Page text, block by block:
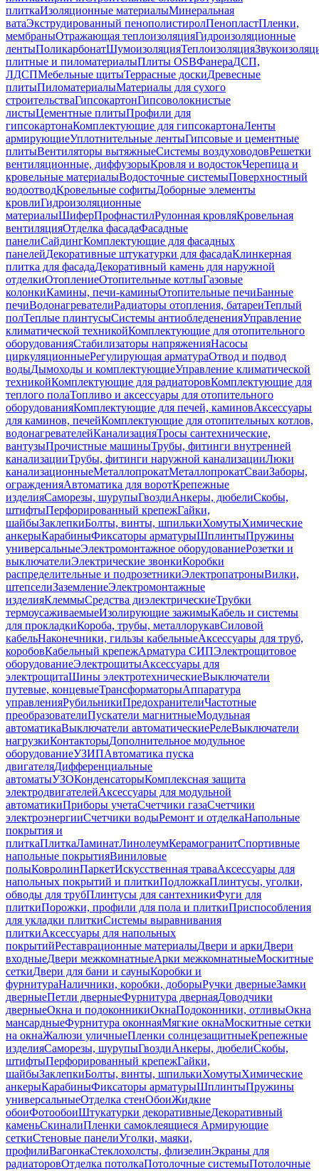
плиткаИзоляционные материалыМинеральная
ватаЭкструдированный пенополистиролПенопластПленки,
мембраныОтражающая теплоизоляцияГидроизоляционные
лентыПоликарбонатШумоизоляцияТеплоизоляция
плитные и пиломатериалыПлиты OSBФанераДСП,
ЛДСПМебельные щитыТеррасные доскиДревесные
плитыПиломатериалыМатериалы для сухого
строительстваГипсокартонГипсоволокнистые
листыЦементные плитыПрофили для
гипсокартонаКомплектующие для гипсокартонаЛенты
армирующиеУплотнительные лентыГипсовые и цементные
плитыВентиляторы вытяжныеСистемы воздуховодовРешетки
вентиляционные, диффузорыКровля и водостокЧерепица и
кровельные материалыВодосточные системыПоверхностный
водоотводКровельные софитыДоборные элементы
кровлиГидроизоляционные
материалыШиферПрофнастилРулонная кровляКровельная
вентиляцияОтделка фасадаФасадные
панелиСайдингКомплектующие для фасадных
панелейДекоративные штукатурки для фасадаКлинкерная
плитка для фасадаДекоративный камень для наружной
отделкиОтоплениеОтопительные котлыГазовые
колонкиКамины, печи-каминыОтопительные печиБанные
печиВодонагревателиРадиаторы отопления, батареиТеплый
полТеплые плинтусыСистемы антиобледененияУправление
климатической техникойКомплектующие для отопительного
оборудованияСтабилизаторы напряженияНасосы
циркуляционныеРегулирующая арматураОтвод и подвод
водыДымоходы и комплектующиеУправление климатической
техникойКомплектующие для радиаторовКомплектующие для
теплого полаТопливо и аксессуары для отопительного
оборудованияКомплектующие для печей, каминовАксессуары
для каминов, печейКомплектующие для отопительных котлов,
водонагревателейКанализацияТросы сантехнические,
вантузыПрочистные машиныТрубы, фитинги внутренней
канализацииТрубы, фитинги наружной канализацииЛюки
канализационныеМеталлопрокатМеталлопрокатСваиЗаборы,
огражденияАвтоматика для воротКрепежные
изделияСаморезы, шурупыГвоздиАнкеры, дюбелиСкобы,
штифтыПерфорированный крепежГайки,
шайбыЗаклепкиБолты, винты, шпилькиХомутыХимические
анкерыКарабиныФиксаторы арматурыШплинтыПружины
универсальныеЭлектромонтажное оборудованиеРозетки и
выключателиЭлектрические звонкиКоробки
распределительные и подрозетникиЭлектропатроныВилки,
штепселиЗаземлениеЭлектромонтажные
изделияКлеммыСредства диэлектрическиеТрубки
термоусаживаемыеИзолирующие зажимыКабель и системы
для прокладкиКороба, трубы, металлорукавСиловой
кабельНаконечники, гильзы кабельныеАксессуары для труб,
коробовКабельный крепежАрматура СИПЭлектрощитовое
оборудованиеЭлектрощитыАксессуары для
электрощитаШины электротехническиеВыключатели
путевые, концевыеТрансформаторыАппаратура
управленияРубильникиПредохранителиЧастотные
преобразователиПускатели магнитныеМодульная
автоматикаВыключатели автоматическиеРелеВыключатели
нагрузкиКонтакторыДополнительное модульное
оборудованиеУЗИПАвтоматика пуска
двигателяДифференциальные
автоматыУЗОКонденсаторыКомплексная защита
электродвигателейАксессуары для модульной
автоматикиПриборы учетаСчетчики газаСчетчики
электроэнергииСчетчики водыРемонт и отделкаНапольные
покрытия и
плиткаПлиткаЛаминатЛинолеумКерамогранитСпортивные
напольные покрытияВиниловые
полыКовролинПаркетИскусственная траваАксессуары для
напольных покрытий и плиткиПодложкаПлинтусы, уголки,
обводы для трубПлинтусы для сантехникиФуги для
плиткиПорожки, профили для пола и плиткиПриспособления
для укладки плиткиСистемы выравнивания
плиткиАксессуары для напольных
покрытийРеставрационные материалыДвери и аркиДвери
входныеДвери межкомнатныеАрки межкомнатныеМоскитные
сеткиДвери для бани и сауныКоробки и
фурнитураНаличники, коробки, доборыРучки дверныеЗамки
дверныеПетли дверныеФурнитура двернаяДоводчики
дверныеОкна и подоконникиОкнаПодоконники, отливыОкна
мансардныеФурнитура оконнаяМягкие окнаМоскитные сетки
на окнаЖалюзи уличныеПленки солнцезащитныеКрепежные
изделияСаморезы, шурупыГвоздиАнкеры, дюбелиСкобы,
штифтыПерфорированный крепежГайки,
шайбыЗаклепкиБолты, винты, шпилькиХомутыХимические
анкерыКарабиныФиксаторы арматурыШплинтыПружины
универсальныеОтделка стенОбоиЖидкие
обоиФотообоиШтукатурки декоративныеДекоративный
каменьСкиналиПленки самоклеящиеся Армирующие
сеткиСтеновые панелиУголки, маяки,
профилиВагонкаСтеклохолсты, флизелинЭкраны для
радиаторовОтделка потолкаПотолочные системыПотолочные